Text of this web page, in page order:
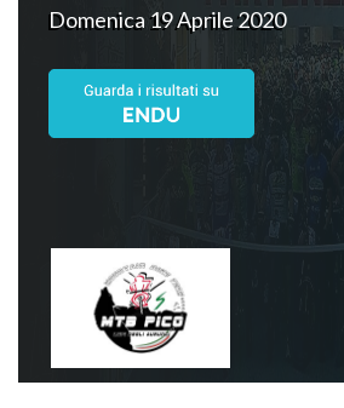
Domenica 19 Aprile 2020